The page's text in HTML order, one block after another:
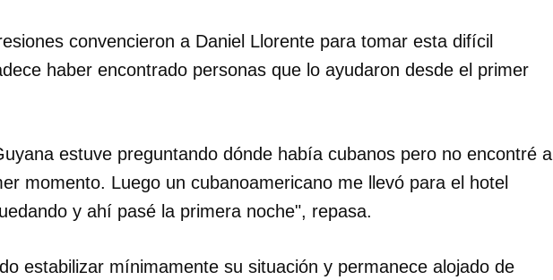
convencieron a Daniel Llorente para tomar esta difícil
haber encontrado personas que lo ayudaron desde el primer
estuve preguntando dónde había cubanos pero no encontré a
momento. Luego un cubanoamericano me llevó para el hotel
y ahí pasé la primera noche", repasa.
estabilizar mínimamente su situación y permanece alojado de